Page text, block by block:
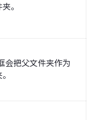
。
会把父文件夹作为